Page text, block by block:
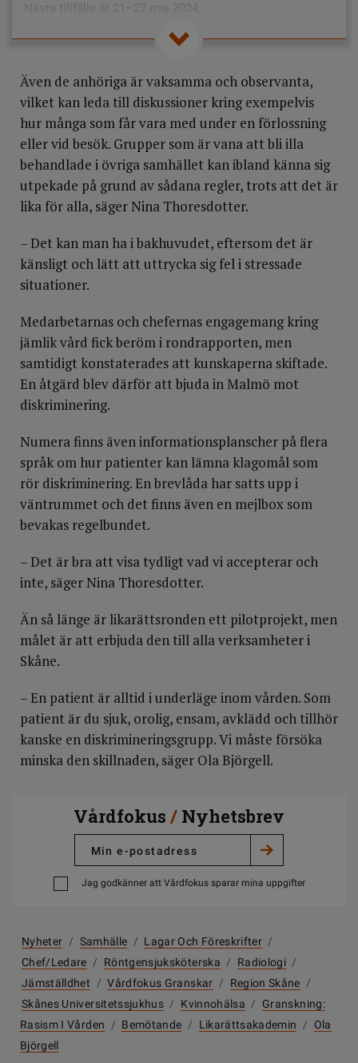
Nästa tillfälle är 21–22 maj 2024.
Varje år utbildas cirka 50 likarättsambassadörer som
sjukvård.
Stora Likarättspriset delas årligen ut till en verksamhet
som gjort en särskild insats för jämlik vård. I år gick det
till vårdcentralen Kryddgården i Rosengård för nytänkande
och framgångsrika insatser med vaccinering och
provtagning under pandemin.
Även de anhöriga är vaksamma och observanta,
vilket kan leda till diskussioner kring exempelvis
hur många som får vara med under en förlossning
eller vid besök. Grupper som är vana att bli illa
behandlade i övriga samhället kan ibland känna sig
utpekade på grund av sådana regler, trots att det är
lika för alla, säger Nina Thoresdotter.
– Det kan man ha i bakhuvudet, eftersom det är
känsligt och lätt att uttrycka sig fel i stressade
situationer.
Medarbetarnas och chefernas engagemang kring
jämlik vård fick beröm i rondrapporten, men
samtidigt konstaterades att kunskaperna skiftade.
En åtgärd blev därför att bjuda in Malmö mot
diskriminering.
Numera finns även informationsplanscher på flera
språk om hur patienter kan lämna klagomål som
rör diskriminering. En brevlåda har satts upp i
väntrummet och det finns även en mejlbox som
bevakas regelbundet.
– Det är bra att visa tydligt vad vi accepterar och
inte, säger Nina Thoresdotter.
Än så länge är likarättsronden ett pilotprojekt, men
målet är att erbjuda den till alla verksamheter i
Skåne.
– En patient är alltid i underläge inom vården. Som
patient är du sjuk, orolig, ensam, avklädd och tillhör
kanske en diskrimineringsgrupp. Vi måste försöka
minska den skillnaden, säger Ola Björgell.
Vårdfokus / Nyhetsbrev
Jag godkänner att Vårdfokus sparar mina uppgifter
Nyheter / Samhälle / Lagar Och Föreskrifter /
Chef/ledare / Röntgensjuksköterska / Radiologi /
Jämställdhet
/ Vårdfokus Granskar / Region Skåne /
Skånes Universitetssjukhus / Kvinnohälsa /
Granskning:
Rasism I Vården
/ Bemötande / Likarättsakademin /
Ola
Björgell